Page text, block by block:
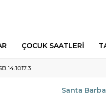
ÇOCUK SAATLERİ
Santa